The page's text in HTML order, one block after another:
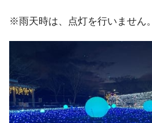
※雨天時は、点灯を行いません。